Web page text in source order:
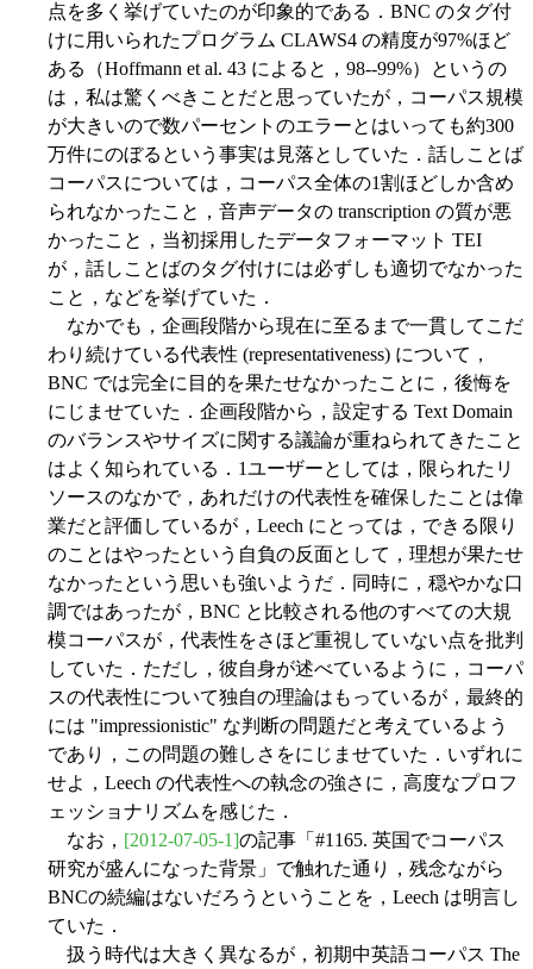
点を多く挙げていたのが印象的である．BNC のタグ付
けに用いられたプログラム CLAWS4 の精度が97%ほど
ある（Hoffmann et al. 43 によると，98--99%）というの
は，私は驚くべきことだと思っていたが，コーパス規模
が大きいので数パーセントのエラーとはいっても約300
万件にのぼるという事実は見落としていた．話しことば
コーパスについては，コーパス全体の1割ほどしか含め
られなかったこと，音声データの transcription の質が悪
かったこと，当初採用したデータフォーマット TEI
が，話しことばのタグ付けには必ずしも適切でなかった
こと，などを挙げていた．
なかでも，企画段階から現在に至るまで一貫してこだ
わり続けている代表性 (representativeness) について，
BNC では完全に目的を果たせなかったことに，後悔を
にじませていた．企画段階から，設定する Text Domain
のバランスやサイズに関する議論が重ねられてきたこと
はよく知られている．1ユーザーとしては，限られたリ
ソースのなかで，あれだけの代表性を確保したことは偉
業だと評価しているが，Leech にとっては，できる限り
のことはやったという自負の反面として，理想が果たせ
なかったという思いも強いようだ．同時に，穏やかな口
調ではあったが，BNC と比較される他のすべての大規
模コーパスが，代表性をさほど重視していない点を批判
していた．ただし，彼自身が述べているように，コーパ
スの代表性について独自の理論はもっているが，最終的
には "impressionistic" な判断の問題だと考えているよう
であり，この問題の難しさをにじませていた．いずれに
せよ，Leech の代表性への執念の強さに，高度なプロフ
ェッショナリズムを感じた．
なお， [2012-07-05-1]の記事「#1165. 英国でコーパス
研究が盛んになった背景」で触れた通り，残念ながら
BNCの続編はないだろうということを，Leech は明言し
ていた．
扱う時代は大きく異なるが，初期中英語コーパス The